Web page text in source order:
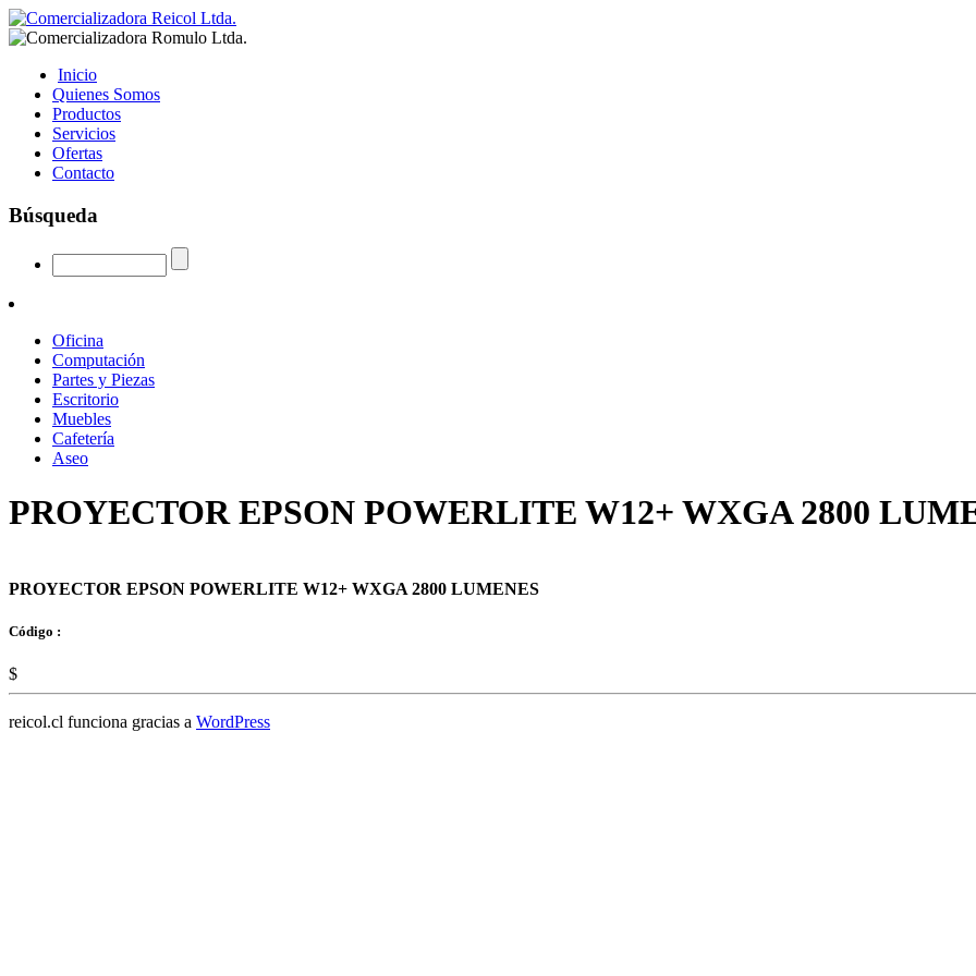
Inicio
Quienes Somos
Productos
Servicios
Ofertas
Contacto
Búsqueda
Oficina
Computación
Partes y Piezas
Escritorio
Muebles
Cafetería
Aseo
PROYECTOR EPSON POWERLITE W12+ WXGA 2800
PROYECTOR EPSON POWERLITE W12+ WXGA 2800 LUMENES
Código :
$
reicol.cl funciona gracias a WordPress